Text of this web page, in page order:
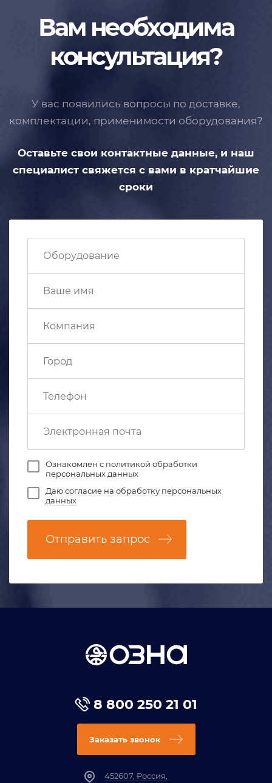
Вам необходима
консультация?
У вас появились вопросы по доставке,
комплектации, применимости оборудования?
Оставьте свои контактные данные, и наш
специалист свяжется с вами в кратчайшие
сроки
Ознакомлен с политикой обработки
персональных данных
Даюсогласие на обработку персональных
данных
Отправить запрос
8 800 250 21 01
Заказать звонок
452607, Россия,